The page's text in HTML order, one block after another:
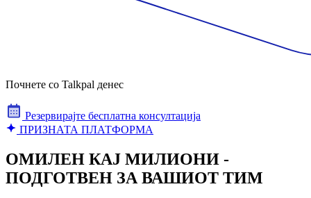
Почнете со Talkpal денес
Резервирајте бесплатна консултација
ПРИЗНАТА ПЛАТФОРМА
ОМИЛЕН КАЈ МИЛИОНИ -
ПОДГОТВЕН ЗА ВАШИОТ ТИМ